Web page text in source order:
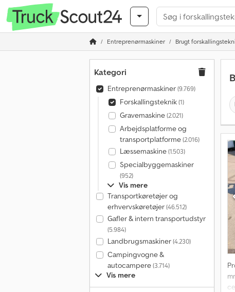
Entreprenørmaskiner Brugt
Kategori
Entreprenørmaskiner(9.769)
Forskallingsteknik(1)
Gravemaskine(2.021)
Arbejdsplatforme og
transportplatforme(2.016)
Læssemaskine(1.503)
Specialbyggemaskiner
(952)
Vis mere
Transportkøretøjer og
erhvervskøretøjer(46.512)
Gafler & intern transportudstyr
(5.984)
Landbrugsmaskiner(4.230)
Campingvogne &
autocampere(3.714)
Vis mere